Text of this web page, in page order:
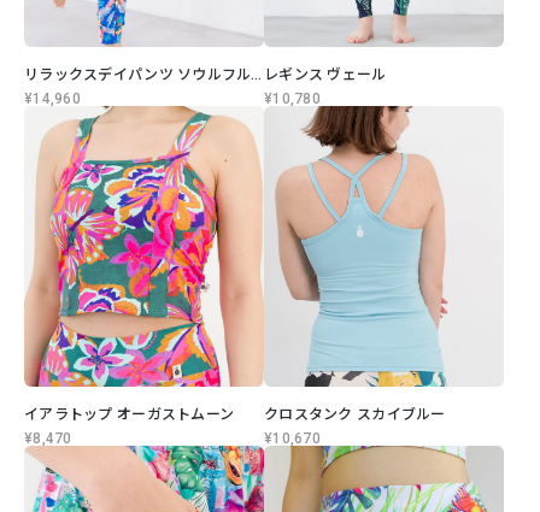
リラックスデイパンツ ソウルフルライフ
¥14,960
レギンス ヴェール
¥10,780
イアラトップ オーガストムーン
¥8,470
クロスタンク スカイブルー
¥10,670